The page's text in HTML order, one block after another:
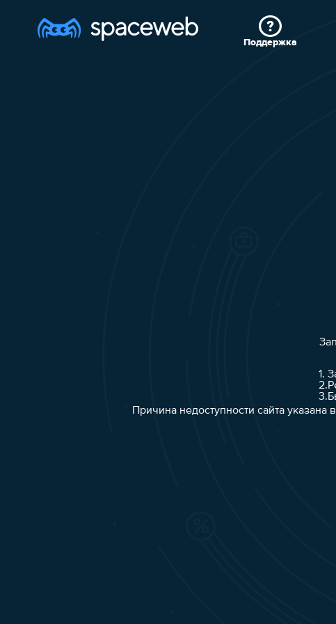
Поддержка
1.
2.
3.
Причина недоступности сайта указана в